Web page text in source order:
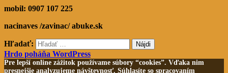
mobil: 0907 107 225
nacinaves /zavinac/ abuke.sk
Hľadať:
Hrdo poháňa WordPress
Pre lepší online zážitok používame súbory “cookies”. Vďaka nim
presnejšie analyzujeme návštevnosť. Súhlasíte so spracovaním